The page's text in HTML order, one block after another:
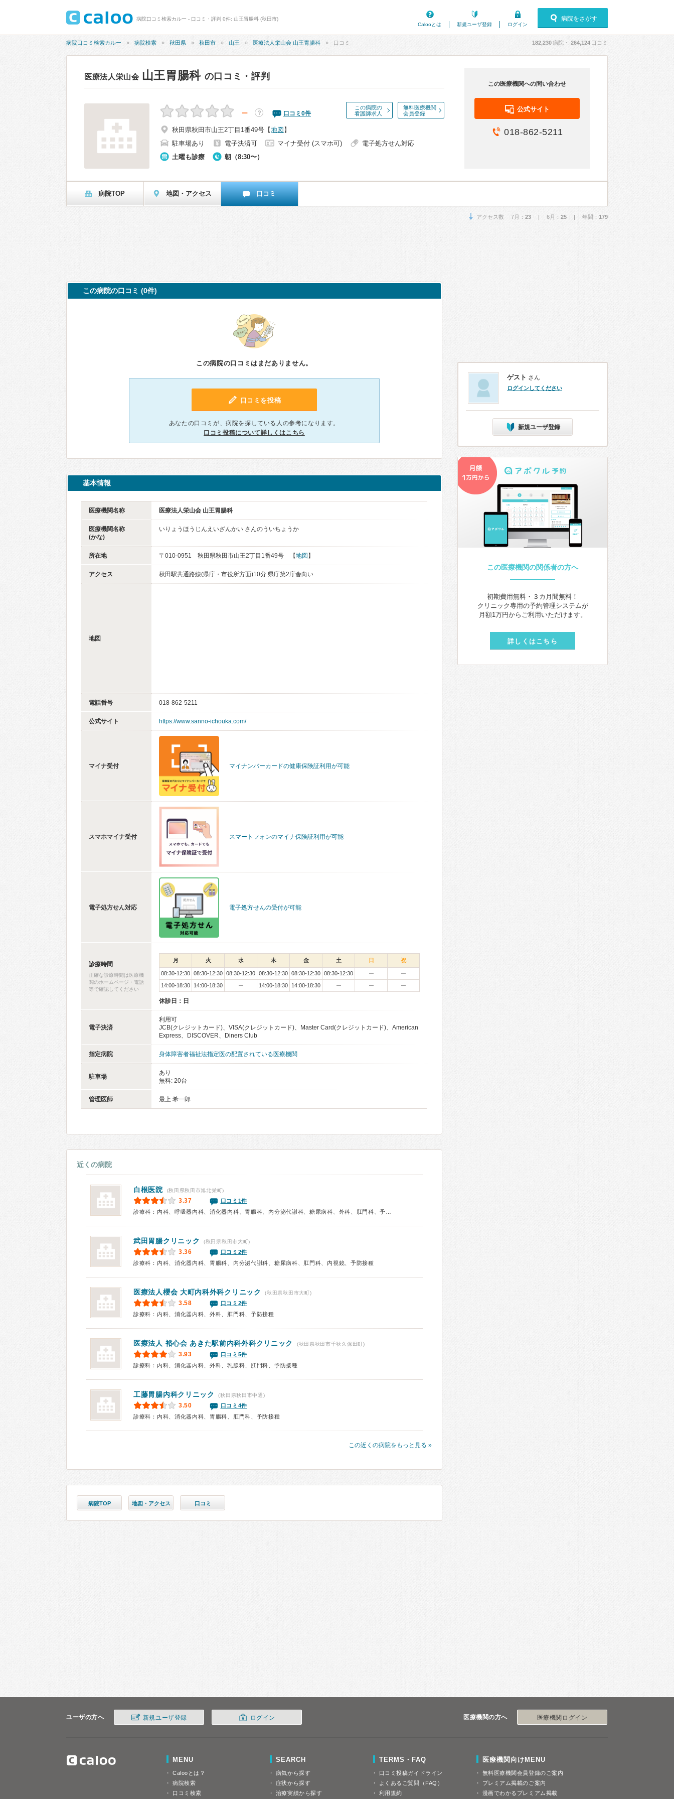
病院口コミ検索カルー - 口コミ・評判 0件: 山王胃腸科 (秋田市)
Calooとは
新規ユーザ登録 ログイン
病院をさがす
病院口コミ検索カルー 病院検索 秋田県 秋田市 山王 医療法人栄山会 山王胃腸科 口コミ 182,230病院・ 264,124 口コミ
医療法人栄山会 山王胃腸科 の口コミ・評判
この病院の
看護師求人
無料医療機関
会員登録
－ ？ 口コミ 0件
秋田県秋田市山王2丁目1番49号 【地図 】
駐車場あり
電子決済可 マイナ受付 (スマホ可)
電子処方せん対応
土曜も診療
朝（8:30〜）
この医療機関への問い合わせ
公式サイト
018-862-5211
病院TOP 地図・アクセス 口コミ
アクセス数 7月： 23 | 6月： 25 | 年間： 179
この病院の口コミ (0件)
この病院の口コミはまだありません。
口コミを投稿
あなたの口コミが、病院を探している人の参考になります。
口コミ投稿について詳しくはこちら
基本情報
医療機関名称 医療法人栄山会 山王胃腸科
医療機関名称
(かな)
いりょうほうじんえいざんかい さんのういちょうか
所在地 〒010-0951 秋田県秋田市山王2丁目1番49号 【地図 】
アクセス 秋田駅共通路線(県庁・市役所方面)10分 県庁第2庁舎向い
地図
電話番号 018-862-5211
公式サイト https://www.sanno-ichouka.com/
マイナ受付 マイナンバーカードの健康保険証利用が可能
スマホマイナ受付 スマートフォンのマイナ保険証利用が可能
電子処方せん対応 電子処方せんの受付が可能
診療時間
正確な診療時間は医療機
関のホームページ・電話
等で確認してください
月 火 水 木 金 土 日 祝
08:30-12:30 08:30-12:30 08:30-12:30 08:30-12:30 08:30-12:30 08:30-12:30 ー
ー
14:00-18:30
14:00-18:30 ー 14:00-18:30 14:00-18:30 ー ー ー
休診日：日
電子決済
利用可
JCB(クレジットカード)、VISA(クレジットカード)、Master Card(クレジットカード)、American
Express、DISCOVER、Diners Club
指定病院 身体障害者福祉法指定医の配置されている医療機関
駐車場
あり
無料: 20台
管理医師 最上 希一郎
近くの病院
白根医院 (秋田県秋田市旭北栄町)
3.37
口コミ1件
武田胃腸クリニック (秋田県秋田市大町)
3.36
口コミ2件
診療科：内科、消化器内科、胃腸科、内分泌代謝科、糖尿病科、肛門科、内視鏡、予防接種
医療法人櫻会 大町内科外科クリニック (秋田県秋田市大町)
3.58
口コミ2件
診療科：内科、消化器内科、外科、肛門科、予防接種
医療法人 裕心会 あきた駅前内科外科クリニック (秋田県秋田市千秋久保田町)
3.93
口コミ5件
診療科：内科、消化器内科、外科、乳腺科、肛門科、予防接種
工藤胃腸内科クリニック (秋田県秋田市中通)
3.50
口コミ4件
診療科：内科、消化器内科、胃腸科、肛門科、予防接種
この近くの病院をもっと見る »
病院TOP 地図・アクセス 口コミ
ゲスト さん
ログインしてください
新規ユーザ登録
この医療機関の関係者の方へ
初期費用無料・３カ月間無料！
クリニック専用の予約管理システムが
月額1万円からご利用いただけます。
詳しくはこちら
ユーザの方へ 新規ユーザ登録 ログイン 医療機関の方へ 医療機関ログイン
MENU
Calooとは？
病院検索
口コミ検索
SEARCH
病気から探す
症状から探す
治療実績から探す
TERMS・FAQ
口コミ投稿ガイドライン
よくあるご質問（FAQ）
利用規約
医療機関向けMENU
無料医療機関会員登録のご案内
プレミアム掲載のご案内
漫画でわかるプレミアム掲載